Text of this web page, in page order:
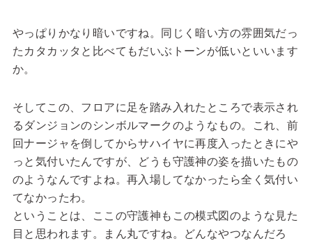
やっぱりかなり暗いですね。同じく暗い方の雰囲気だっ
たカタカッタと比べてもだいぶトーンが低いといいます
か。
そしてこの、フロアに足を踏み入れたところで表示され
るダンジョンのシンボルマークのようなもの。これ、前
回ナージャを倒してからサハイヤに再度入ったときにや
っと気付いたんですが、どうも守護神の姿を描いたもの
のようなんですよね。再入場してなかったら全く気付い
てなかったわ。
ということは、ここの守護神もこの模式図のような見た
目と思われます。まん丸ですね。どんなやつなんだろ